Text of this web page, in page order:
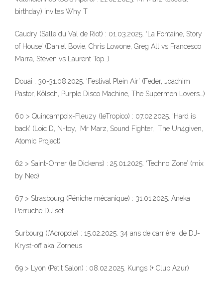
birthday) invites Why T
Caudry (Salle du Val de Riot) : 01.03.2025. ‘La Fontaine, Story
of House’ (Daniel Bovie, Chris Lowone, Greg All vs Francesco
Marra, Steven vs Laurent Top…)
Douai : 30-31.08.2025. ‘Festival Plein Air’ (Feder, Joachim
Pastor, Kölsch, Purple Disco Machine, The Supermen Lovers…)
60 > Quincampoix-Fleuzy (leTropico) : 07.02.2025. ‘Hard is
back’ (Loîc D, N-toy, Mr Marz, Sound Fighter, The Un4given,
Atomic Project)
62 > Saint-Omer (le Dickens) : 25.01.2025. ‘Techno Zone’ (mix
by Neo)
67 > Strasbourg (Péniche mécanique) : 31.01.2025. Aneka
Perruche DJ set
Surbourg (l’Acropole) : 15.02.2025. 34 ans de carrière de DJ-
Kryst-off aka Zorneus
69 > Lyon (Petit Salon) : 08.02.2025. Kungs (+ Club Azur)